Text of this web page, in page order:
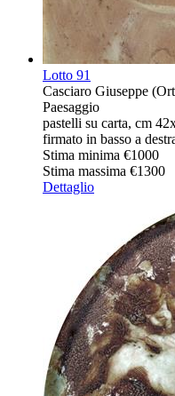
Lotto 91
Casciaro Giuseppe
Paesaggio
pastelli su carta, cm
firmato in basso a
Stima minima €1000
Stima massima €1300
Dettaglio